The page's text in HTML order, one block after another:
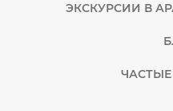
ЭКСКУРСИИ В